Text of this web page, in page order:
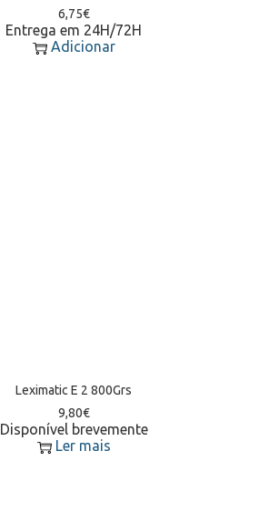
6,75€
Entrega em 24H/72H
Adicionar
Leximatic E 2 800Grs
9,80€
Disponível brevemente
Ler mais